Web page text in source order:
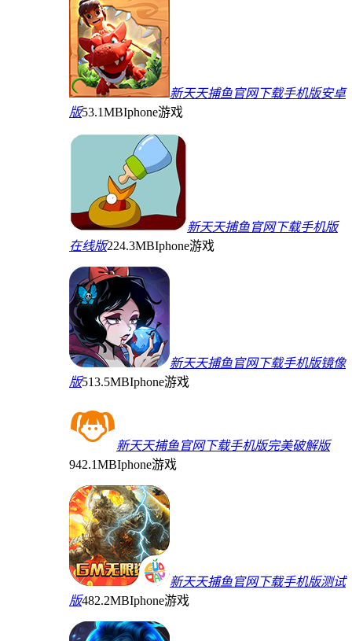
新天天捕鱼官网下载手机版安卓
版53.1MBIphone游戏
新天天捕鱼官网下载手机版
在线版224.3MBIphone游戏
新天天捕鱼官网下载手机版镜像
版513.5MBIphone游戏
新天天捕鱼官网下载手机版完美破解版
942.1MBIphone游戏
新天天捕鱼官网下载手机版测试
版482.2MBIphone游戏